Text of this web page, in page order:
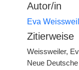
Autor/in
Eva
Zitierweise
Weissweiler,
Neue